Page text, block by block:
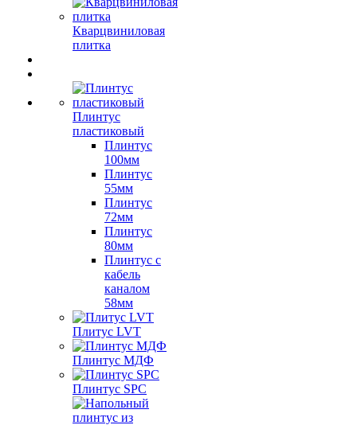
Кварцвиниловая
плитка
Плинтус
пластиковый
Плинтус
100мм
Плинтус
55мм
Плинтус
72мм
Плинтус
80мм
Плинтус с
кабель
каналом
58мм
Плитус LVT
Плинтус МДФ
Плинтус SPC